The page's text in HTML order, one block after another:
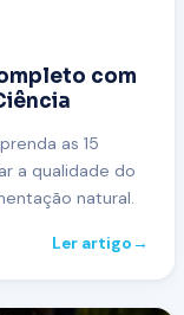
com
as 15
a qualidade do
natural.
Ler artigo→